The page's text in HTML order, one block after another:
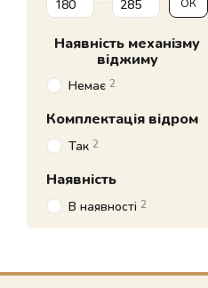
ОК
Наявність механізму
віджиму
Немає 2
Комплектація відром
Так 2
Наявність
В наявності 2